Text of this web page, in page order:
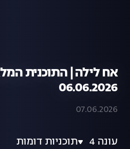
אח לילה | התוכנית
06.06.2026
07.06.2026
עונה 4 תוכניות דומות